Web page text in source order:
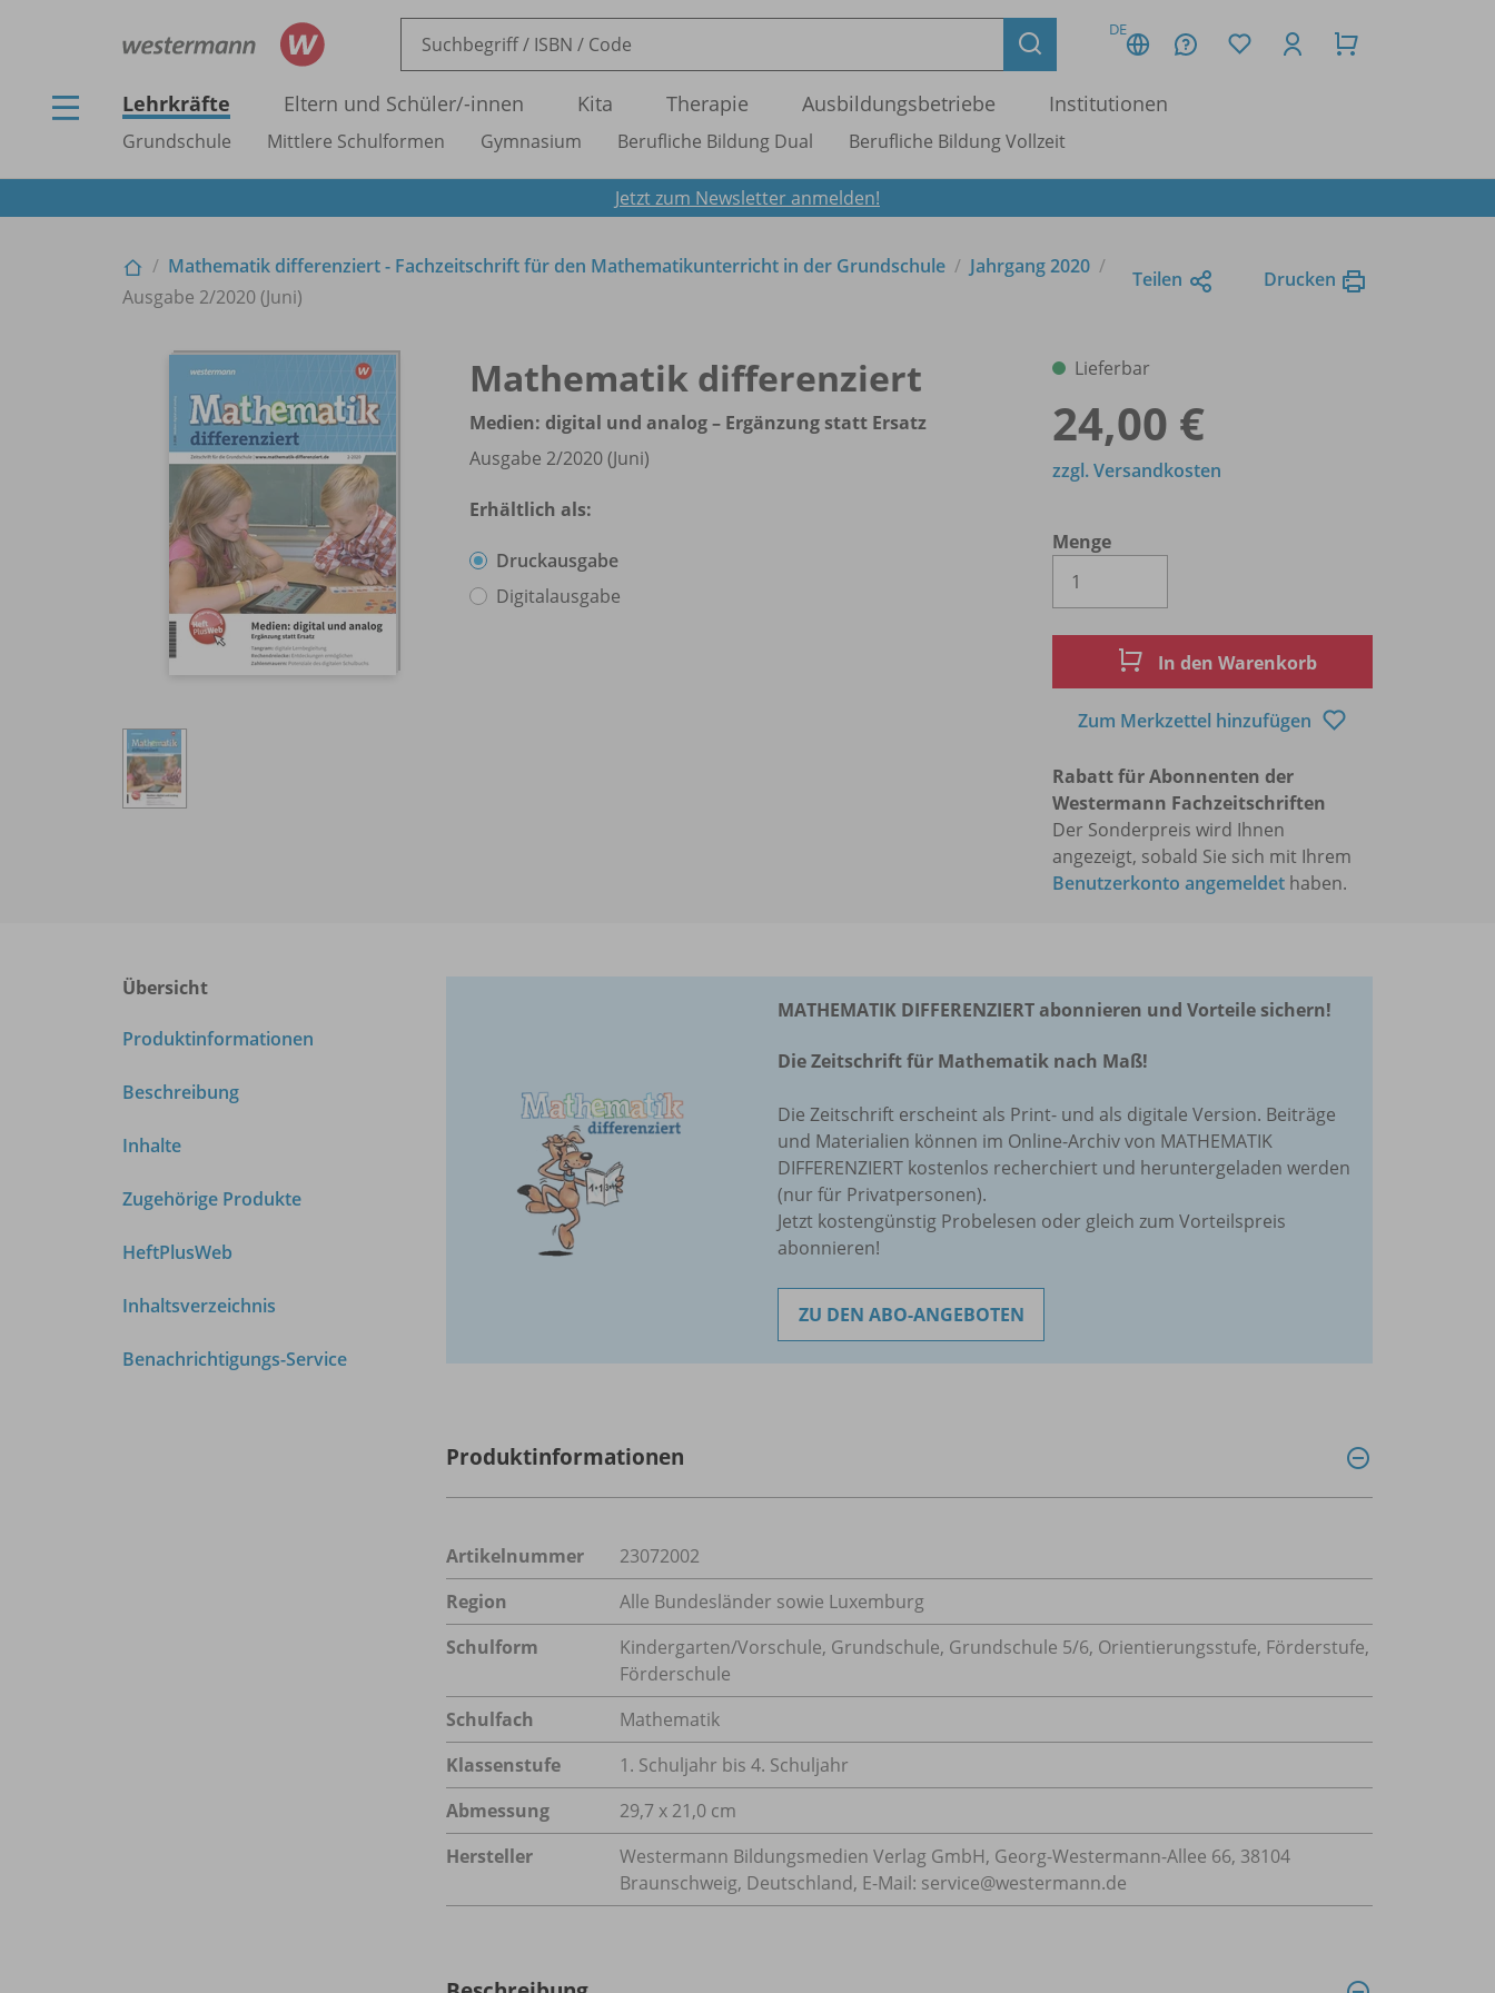
DE
Lehrkräfte Eltern und Schüler/-innen Kita Therapie Ausbildungsbetriebe Institutionen
Grundschule Mittlere Schulformen Gymnasium Berufliche Bildung Dual Berufliche Bildung Vollzeit
Jetzt zum Newsletter anmelden!
Mathematik differenziert - Fachzeitschrift für den Mathematikunterricht in der Grundschule
Jahrgang 2020
Ausgabe 2/2020 (Juni)
Teilen Drucken
Mathematik differenziert
Medien: digital und analog – Ergänzung statt Ersatz
Ausgabe 2/2020 (Juni)
Erhältlich als:
Druckausgabe
Digitalausgabe
Lieferbar
24,00 €
Menge
zzgl. Versandkosten
In den Warenkorb
Zum Merkzettel hinzufügen
Rabatt für Abonnenten der
Westermann Fachzeitschriften
Der Sonderpreis wird Ihnen
angezeigt, sobald Sie sich mit Ihrem
Benutzerkonto angemeldet haben.
Übersicht
Produktinformationen
Beschreibung
Inhalte
Zugehörige Produkte
HeftPlusWeb
Inhaltsverzeichnis
Benachrichtigungs-Service
MATHEMATIK DIFFERENZIERT abonnieren und Vorteile sichern!
Die Zeitschrift für Mathematik nach Maß!
Die Zeitschrift erscheint als Print- und als digitale Version. Beiträge
und Materialien können im Online-Archiv von MATHEMATIK
DIFFERENZIERT kostenlos recherchiert und heruntergeladen werden
(nur für Privatpersonen).
Jetzt kostengünstig Probelesen oder gleich zum Vorteilspreis
abonnieren!
ZU DEN ABO-ANGEBOTEN
Produktinformationen
Artikelnummer
23072002
Region
Alle Bundesländer sowie Luxemburg
Schulform
Kindergarten/Vorschule, Grundschule, Grundschule 5/6, Orientierungsstufe, Förderstufe,
Förderschule
Schulfach
Mathematik
Klassenstufe
1. Schuljahr bis 4. Schuljahr
Abmessung
29,7 x 21,0 cm
Hersteller
Westermann Bildungsmedien Verlag GmbH, Georg-Westermann-Allee 66, 38104
Braunschweig, Deutschland, E-Mail: service@westermann.de